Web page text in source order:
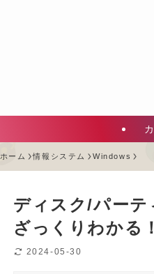
ホーム 情報システム Windows
ディスク/パー
ざっくりわかる
2024-05-30